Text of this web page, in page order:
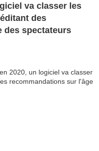
va classer les
des
des spectateurs